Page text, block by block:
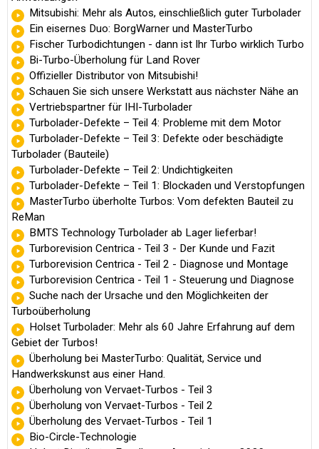
Mitsubishi: Mehr als Autos, einschließlich guter Turbolader
Ein eisernes Duo: BorgWarner und MasterTurbo
Fischer Turbodichtungen - dann ist Ihr Turbo wirklich Turbo
Bi-Turbo-Überholung für Land Rover
Offizieller Distributor von Mitsubishi!
Schauen Sie sich unsere Werkstatt aus nächster Nähe an
Vertriebspartner für IHI-Turbolader
Turbolader-Defekte – Teil 4: Probleme mit dem Motor
Turbolader-Defekte – Teil 3: Defekte oder beschädigte
Turbolader (Bauteile)
Turbolader-Defekte – Teil 2: Undichtigkeiten
Turbolader-Defekte – Teil 1: Blockaden und Verstopfungen
MasterTurbo überholte Turbos: Vom defekten Bauteil zu
ReMan
BMTS Technology Turbolader ab Lager lieferbar!
Turborevision Centrica - Teil 3 - Der Kunde und Fazit
Turborevision Centrica - Teil 2 - Diagnose und Montage
Turborevision Centrica - Teil 1 - Steuerung und Diagnose
Suche nach der Ursache und den Möglichkeiten der
Turboüberholung
Holset Turbolader: Mehr als 60 Jahre Erfahrung auf dem
Gebiet der Turbos!
Überholung bei MasterTurbo: Qualität, Service und
Handwerkskunst aus einer Hand.
Überholung von Vervaet-Turbos - Teil 3
Überholung von Vervaet-Turbos - Teil 2
Überholung des Vervaet-Turbos - Teil 1
Bio-Circle-Technologie